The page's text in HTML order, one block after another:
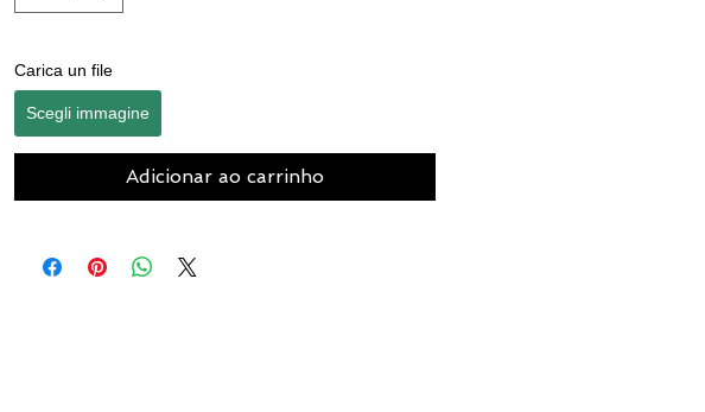
Carica un file
Scegli immagine
Adicionar ao carrinho